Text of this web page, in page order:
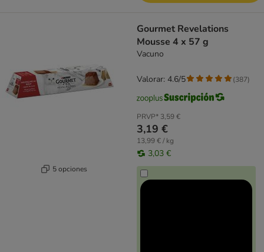
5 opciones
Gourmet Revelations
Mousse 4 x 57 g
Vacuno
PRVP* 3,59 €
3,19 €
13,99 € / kg
3,03 €
Valorar: 4.6/5 (387)